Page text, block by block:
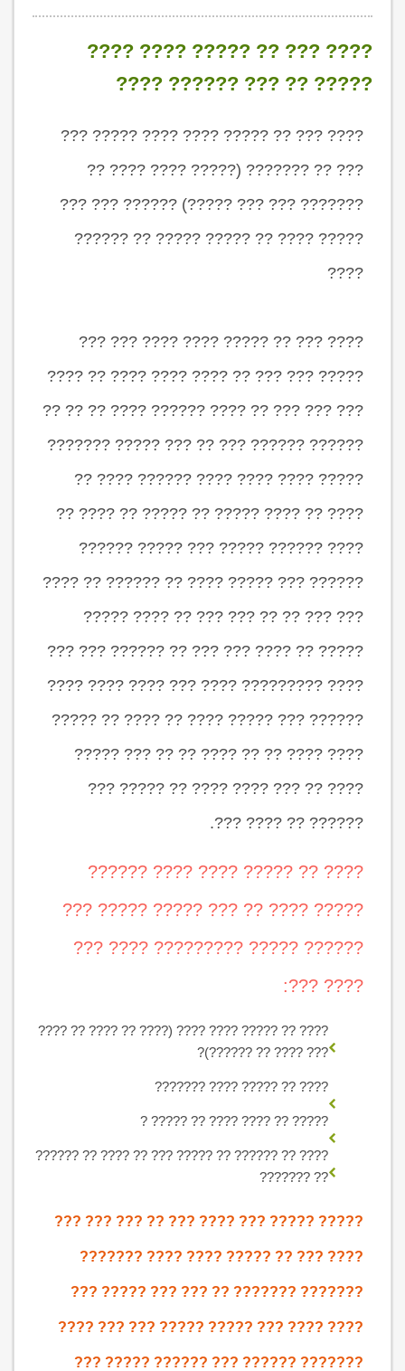
???? ??? ?? ????? ???? ????
????? ?? ??? ?????? ????
???? ??? ?? ????? ???? ???? ????? ???
??? ?? ??????? (????? ???? ???? ??
??????? ??? ??? ?????) ?????? ??? ???
????? ???? ?? ????? ????? ?? ??????
????
???? ??? ?? ????? ???? ???? ??? ???
????? ??? ??? ?? ???? ???? ???? ?? ????
??? ??? ??? ?? ???? ?????? ???? ?? ?? ??
?????? ?????? ??? ?? ??? ????? ???????
????? ???? ???? ???? ?????? ???? ??
???? ?? ???? ????? ?? ????? ?? ???? ??
???? ?????? ????? ??? ????? ??????
?????? ??? ????? ???? ?? ?????? ?? ????
??? ??? ?? ?? ??? ??? ?? ???? ?????
????? ?? ???? ??? ??? ?? ?????? ??? ???
???? ????????? ???? ??? ???? ???? ????
?????? ??? ????? ???? ?? ???? ?? ?????
???? ???? ?? ?? ???? ?? ?? ??? ?????
???? ?? ??? ???? ???? ?? ????? ???
?????? ?? ???? ???.
???? ?? ????? ???? ???? ??????
????? ???? ?? ??? ????? ????? ???
?????? ????? ????????? ???? ???
???? ???:
???? ?? ????? ???? ???? (???? ?? ???? ?? ????
??? ???? ?? ??????)?
???? ?? ????? ???? ???????
????? ?? ???? ???? ?? ????? ?
???? ?? ?????? ?? ????? ??? ?? ???? ?? ??????
?? ???????
????? ????? ??? ???? ??? ?? ??? ??? ???
???? ??? ?? ????? ???? ???? ???????
??????? ??????? ?? ??? ??? ????? ???
???? ???? ??? ????? ????? ??? ??? ????
??????? ?????? ??? ?????? ????? ???